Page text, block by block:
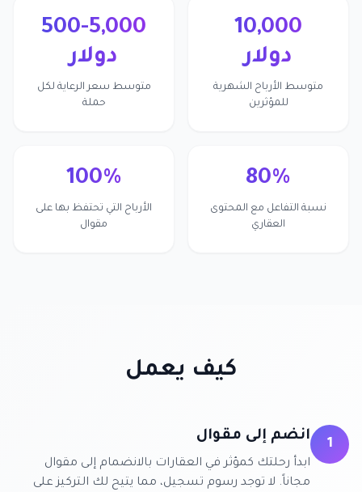
10,000
دولار
متوسط الأرباح الشهرية
للمؤثرين
500-5,000
دولار
متوسط سعر الرعاية لكل
حملة
80%
نسبة التفاعل مع المحتوى
العقاري
100%
الأرباح التي تحتفظ بها على
مقوال
كيف يعمل
1 انضم إلى مقوال
ابدأ رحلتك كمؤثر في العقارات بالانضمام إلى مقوال
مجاناً. لا توجد رسوم تسجيل، مما يتيح لك التركيز على